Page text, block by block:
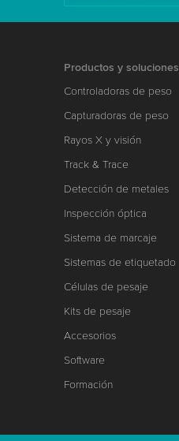
Productos y soluciones
Controladoras de peso
Capturadoras de peso
Rayos X y visión
Track & Trace
Detección de metales
Inspección óptica
Sistema de marcaje
Sistemas de etiquetado
Células de pesaje
Kits de pesaje
Accesorios
Software
Formación